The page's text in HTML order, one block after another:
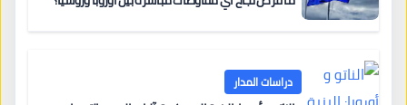
دراسات المدار